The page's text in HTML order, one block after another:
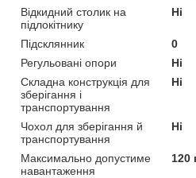
Відкидний столик на
підлокітнику
Ні
Підсклянник
0
Регульовані опори
Ні
Складна конструкція для
зберігання і
транспортування
Ні
Чохол для зберігання й
транспортування
Ні
Максимально допустиме
навантаження
120